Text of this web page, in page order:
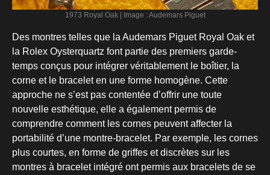
1973 Royal Oak | Image : Audemars Piguet
Des montres telles que la Audemars Piguet Royal Oak et
la Rolex Oysterquartz font partie des premiers garde-
temps conçus pour intégrer véritablement le boîtier, la
corne et le bracelet en une forme homogène. Cette
approche ne s’est pas contentée d’offrir une toute
nouvelle esthétique, elle a également permis de
comprendre comment les cornes peuvent affecter la
portabilité d’une montre-bracelet. Par exemple, les cornes
plus courtes, en forme de griffes et discrètes sur les
montres à bracelet intégré ont permis aux bracelets de se